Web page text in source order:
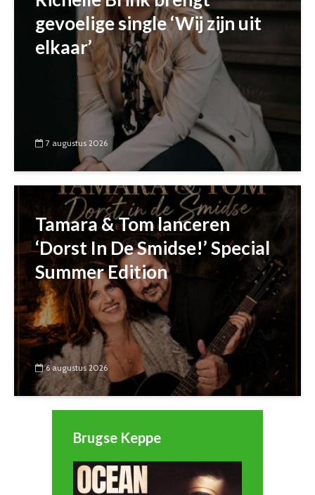
gevoelige single ‘Wij zijn uit
elkaar’
7 augustus 2026
Tamara & Tom lanceren
‘Dorst In De Smidse!’ Special
Summer Edition
6 augustus 2026
Brugse Keppe